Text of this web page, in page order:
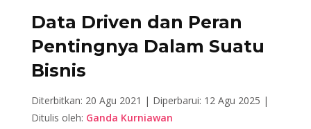
Data Driven dan Peran
Pentingnya Dalam Suatu
Bisnis
Diterbitkan: 20 Agu 2021 | Diperbarui: 12 Agu 2025 |
Ditulis oleh: Ganda Kurniawan